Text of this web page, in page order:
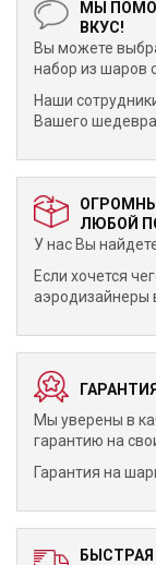
МЫ
ВКУС!
Вы можете
набор из шаров
Наши
Вашего
ЛЮБОЙ
У нас Вы
Если хочется
аэродизайнеры
Мы уверены в
гарантию на
Гарантия на